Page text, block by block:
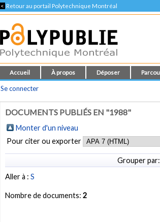
< Retour au portail Polytechnique Montréal
Accueil À propos Déposer
Se connecter
DOCUMENTS PUBLIÉS EN "1988"
Monter d'un niveau
Pour citer ou exporter
Grouper par:
Aller à :S
Nombre de documents:2